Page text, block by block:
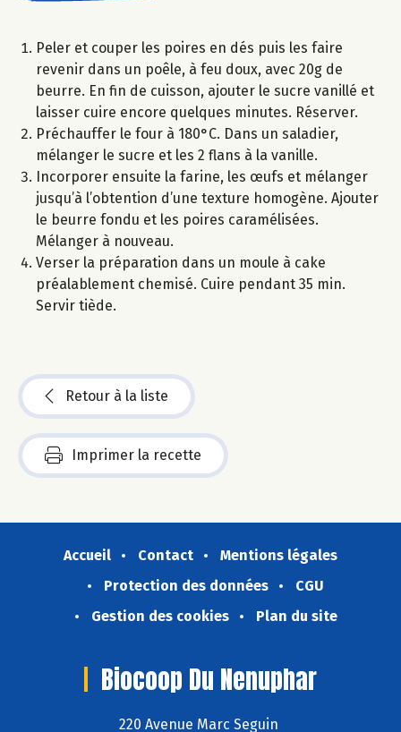
Peler et couper les poires en dés puis les faire
revenir dans un poêle, à feu doux, avec 20g de
beurre. En fin de cuisson, ajouter le sucre vanillé et
laisser cuire encore quelques minutes. Réserver.
Préchauffer le four à 180°C. Dans un saladier,
mélanger le sucre et les 2 flans à la vanille.
Incorporer ensuite la farine, les œufs et mélanger
jusqu’à l’obtention d’une texture homogène. Ajouter
le beurre fondu et les poires caramélisées.
Mélanger à nouveau.
Verser la préparation dans un moule à cake
préalablement chemisé. Cuire pendant 35 min.
Servir tiède.
Retour à la liste
Imprimer la recette
Accueil Contact
Mentions légales
Protection des données
CGU
Gestion des cookies
Plan du site
Biocoop Du Nenuphar
220 Avenue Marc Seguin